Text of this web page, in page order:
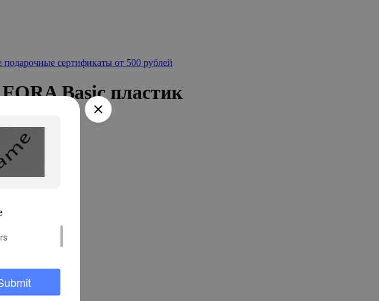
подарочные сертификаты от 500 рублей
Basic пластик